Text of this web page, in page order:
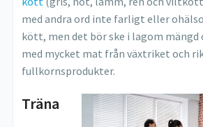
med andra ord inte farligt eller
kött, men det bör ske i lagom
med mycket mat från växtriket och
fullkornsprodukter.
Träna